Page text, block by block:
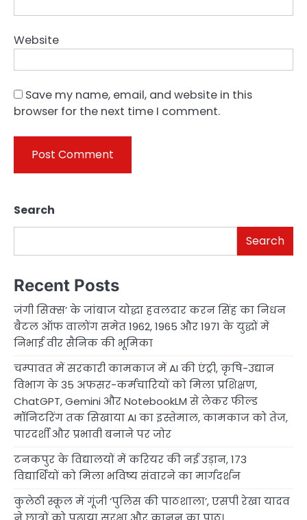
Website
Save my name, email, and website in this
browser for the next time I comment.
Search
Search
Recent Posts
जंगी सिक्स’ के जांबाज योद्धा हवलदार करन सिंह का निधन
बैटल ऑफ वालोंग समेत 1962, 1965 और 1971 के युद्धों में
निभाई वीर सैनिक की भूमिका
चम्पावत में सरकारी कामकाज में AI की एंट्री, कृषि-उद्यान
विभाग के 35 अफसर-कर्मचारियों को मिला प्रशिक्षण,
ChatGPT, Gemini और NotebookLM से लेकर फील्ड
मॉनिटरिंग तक सिखाया AI का इस्तेमाल, कामकाज को तेज,
पारदर्शी और प्रभावी बनाने पर जोर
टनकपुर के विद्यालयों में करियर की नई उड़ान, 173
विद्यार्थियों को मिला भविष्य संवारने का मार्गदर्शन
कुलेठी स्कूल में गूंजी ‘पुलिस की पाठशाला’, एसपी रेखा यादव